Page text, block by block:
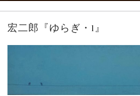
ご案内
2026.2.17
宏二郎『ゆらぎ・1』